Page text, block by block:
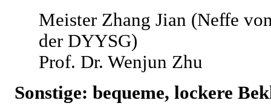
Meister Zhang Jian (Neffe
der DYYSG)
Prof. Dr. Wenjun Zhu
Sonstige: bequeme, lockere